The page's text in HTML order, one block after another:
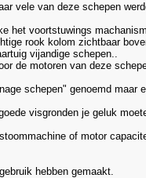
vele van deze schepen
het voortstuwings
rook kolom zichtbaar
vijandige schepen..
de motoren van deze
schepen" genoemd maar
visgronden je geluk
of motor
hebben gemaakt.